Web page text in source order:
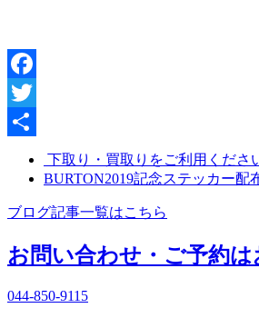
Facebook
Twitter
下取り・買取りをご利用くださ
BURTON2019記念ステッカー配
ブログ記事一覧はこちら
お問い合わせ・ご予約は
044-850-9115